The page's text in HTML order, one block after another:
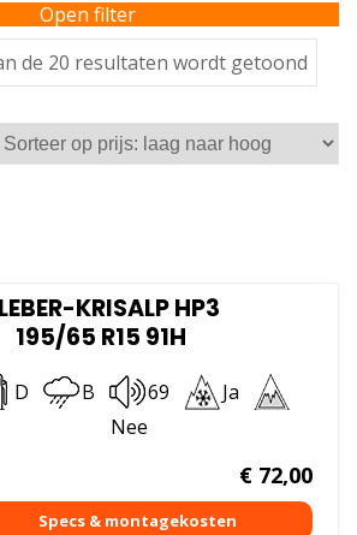
Open filter
de 20 resultaten wordt getoond
op
prijs:
laag
KRISALP HP3
195/65 R15 91H
D B 69
Ja
Nee
€72,00